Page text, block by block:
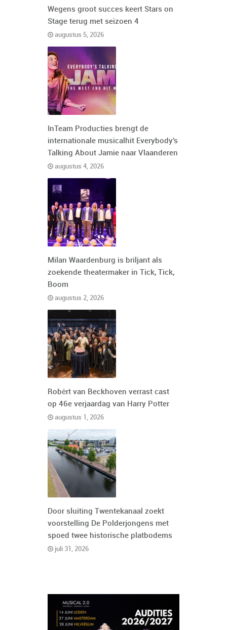
Wegens groot succes keert Stars on
Stage terug met seizoen 4
augustus 5, 2026
InTeam Producties brengt de
internationale musicalhit Everybody's
Talking About Jamie naar Vlaanderen
augustus 4, 2026
Milan Waardenburg is briljant als
zoekende theatermaker in Tick, Tick,
Boom
augustus 2, 2026
Robèrt van Beckhoven verrast cast
op 46e verjaardag van Harry Potter
augustus 1, 2026
Door sluiting Twentekanaal zoekt
voorstelling De Polderjongens met
spoed twee historische platbodems
juli 31, 2026